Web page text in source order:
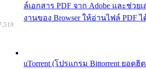
ล์เอกสาร PDF จาก Adobe และช่ว
งานของ Browser ให้อ่านไฟล์ PDF ไ
uTorrent (โปรแกรม Bittorrent ยอดฮิ